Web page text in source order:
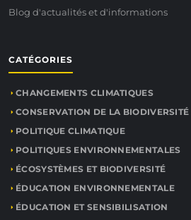
Blog d'actualités et d'informations
CATÉGORIES
CHANGEMENTS CLIMATIQUES
CONSERVATION DE LA BIODIVERSITÉ
POLITIQUE CLIMATIQUE
POLITIQUES ENVIRONNEMENTALES
ÉCOSYSTÈMES ET BIODIVERSITÉ
ÉDUCATION ENVIRONNEMENTALE
ÉDUCATION ET SENSIBILISATION